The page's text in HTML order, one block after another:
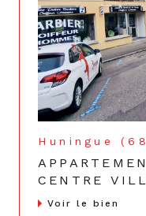
Huningue
CENTRE
Voir le bien